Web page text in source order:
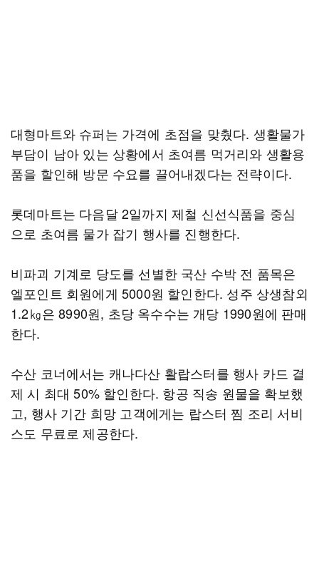
대형마트와 슈퍼는 가격에 초점을 맞췄다. 생활물가
부담이 남아 있는 상황에서 초여름 먹거리와 생활용
품을 할인해 방문 수요를 끌어내겠다는 전략이다.
롯데마트는 다음달 2일까지 제철 신선식품을 중심
으로 초여름 물가 잡기 행사를 진행한다.
비파괴 기계로 당도를 선별한 국산 수박 전 품목은
엘포인트 회원에게 5000원 할인한다. 성주 상생참외
1.2㎏은 8990원, 초당 옥수수는 개당 1990원에 판매
한다.
수산 코너에서는 캐나다산 활랍스터를 행사 카드 결
제 시 최대 50% 할인한다. 항공 직송 원물을 확보했
고, 행사 기간 희망 고객에게는 랍스터 찜 조리 서비
스도 무료로 제공한다.